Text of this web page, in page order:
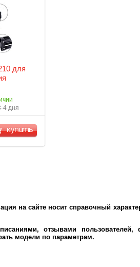
для
4 дня
купить
на сайте носит справочный
отзывами пользователей,
модели по параметрам.